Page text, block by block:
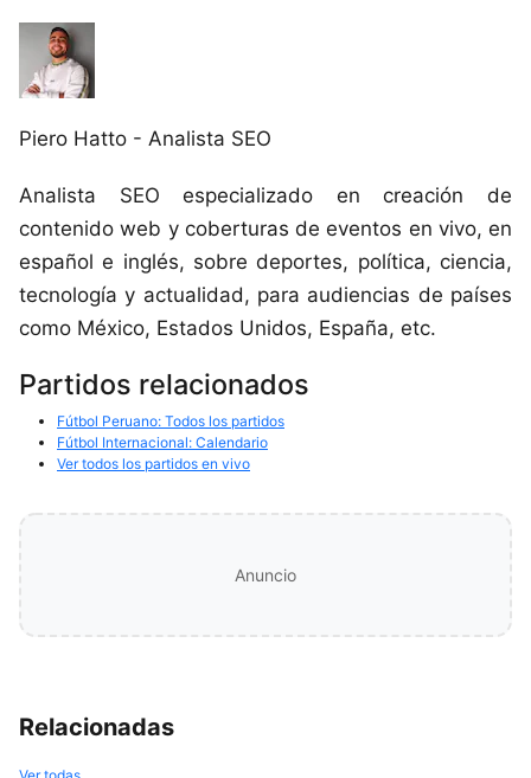
Piero Hatto - Analista SEO
Analista SEO especializado en creación de
contenido web y coberturas de eventos en vivo, en
español e inglés, sobre deportes, política, ciencia,
tecnología y actualidad, para audiencias de países
como México, Estados Unidos, España, etc.
Partidos relacionados
Fútbol Peruano: Todos los partidos
Fútbol Internacional: Calendario
Ver todos los partidos en vivo
Anuncio
Relacionadas